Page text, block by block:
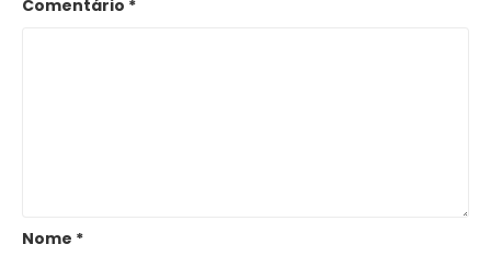
Comentário *
Nome *